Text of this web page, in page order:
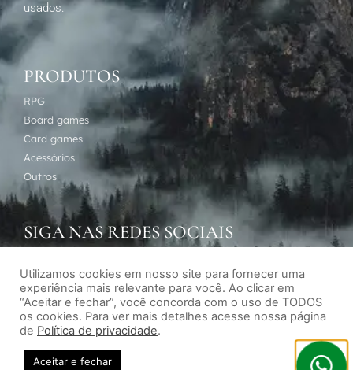
usados.
PRODUTOS
RPG
Board games
Card games
Acessórios
Outros
SIGA NAS REDES SOCIAIS
Desenvolvimento de sites por Agência Subversiva
Utilizamos cookies em nosso site para fornecer uma
experiência mais relevante para você. Ao clicar em
“Aceitar e fechar”, você concorda com o uso de TODOS
os cookies. Para ver mais detalhes acesse nossa página
de Política de privacidade.
Aceitar e fechar